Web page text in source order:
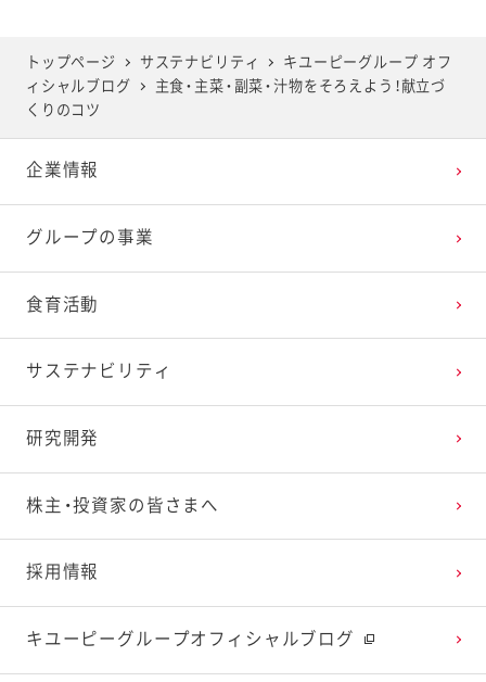
2025年4月
2025年3月
2025年2月
2024年5月
2024年4月
2024年3月
2023年6月
2023年5月
2023年4月
2022年7月
2022年6月
2022年5月
2021年8月
2021年7月
2021年6月
2020年9月
2020年8月
2020年7月
2019年10月
2019年9月
2019年8月
トップページ サステナビリティ
キユーピーグループ オフ
ィシャルブログ
主食・主菜・副菜・汁物をそろえよう！献立づ
くりのコツ
企業情報
グループの事業
食育活動
サステナビリティ
研究開発
株主・投資家の皆さまへ
採用情報
キユーピーグループオフィシャルブログ